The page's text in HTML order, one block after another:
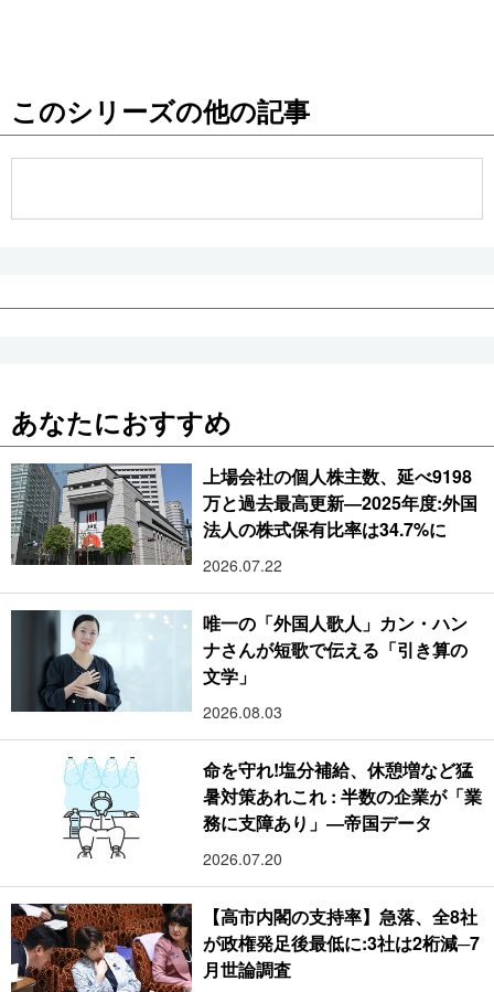
このシリーズの他の記事
あなたにおすすめ
上場会社の個人株主数、延べ9198
万と過去最高更新―2025年度:外国
法人の株式保有比率は34.7%に
2026.07.22
唯一の「外国人歌人」カン・ハン
ナさんが短歌で伝える「引き算の
文学」
2026.08.03
命を守れ!塩分補給、休憩増など猛
暑対策あれこれ : 半数の企業が「業
務に支障あり」―帝国データ
2026.07.20
【高市内閣の支持率】急落、全8社
が政権発足後最低に:3社は2桁減─7
月世論調査